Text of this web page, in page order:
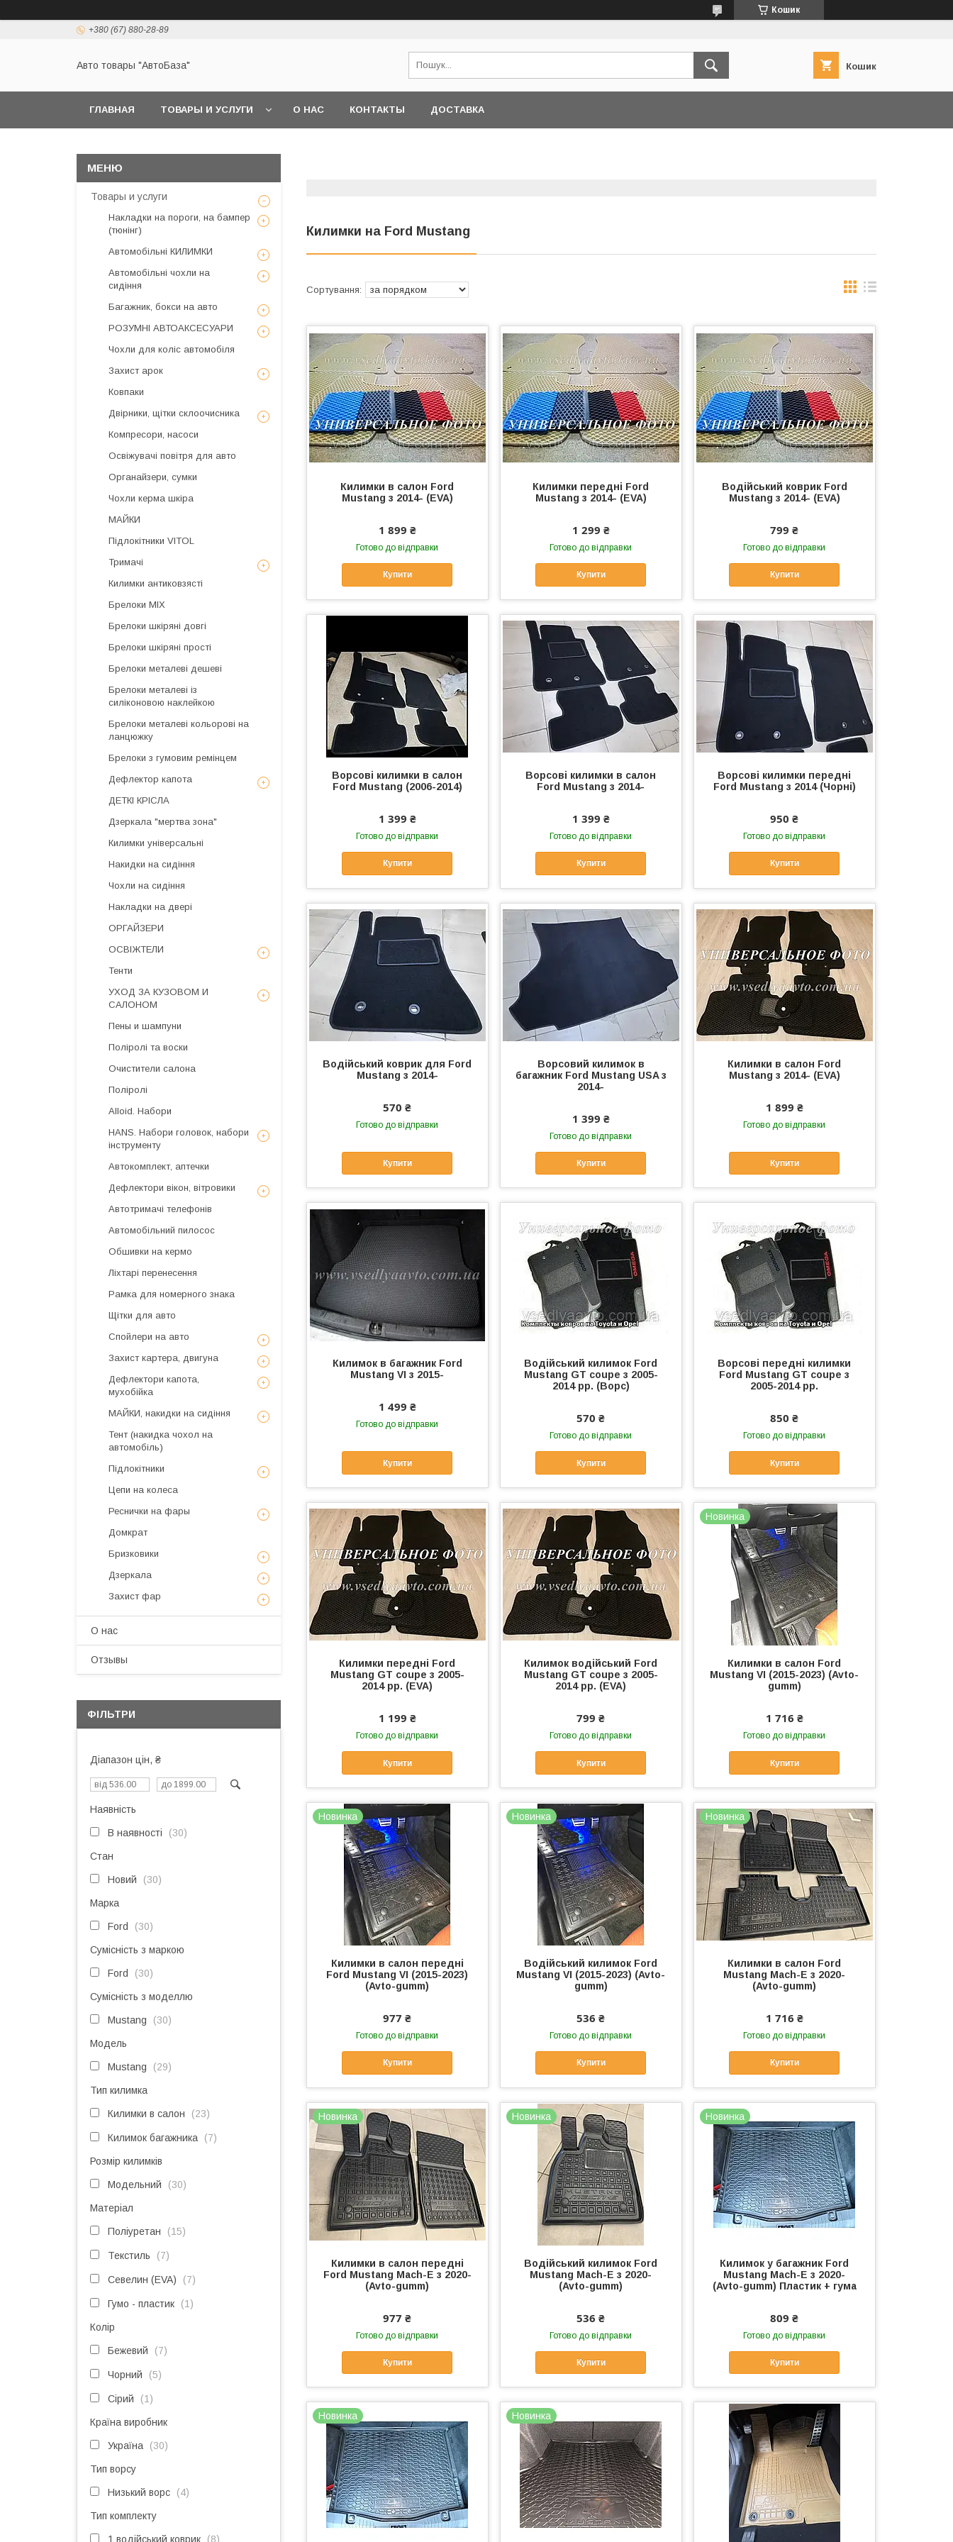
Кошик
+380 (67) 880-28-89
Авто товары "АвтоБаза" Кошик
ГЛАВНАЯ ТОВАРЫ И УСЛУГИ О НАС КОНТАКТЫ ДОСТАВКА
Килимки на Ford Mustang
Килимки в салон Ford
Mustang з 2014- (EVA)
1 899 ₴
Готово до відправки
Купити
Килимки передні Ford
Mustang з 2014- (EVA)
1 299 ₴
Готово до відправки
Купити
Водійський коврик Ford
Mustang з 2014- (EVA)
799 ₴
Готово до відправки
Купити
Ворсові килимки в салон
Ford Mustang (2006-2014)
1 399 ₴
Готово до відправки
Купити
Ворсові килимки в салон
Ford Mustang з 2014-
1 399 ₴
Готово до відправки
Купити
Ворсові килимки передні
Ford Mustang з 2014 (Чорні)
950 ₴
Готово до відправки
Купити
Водійський коврик для Ford
Mustang з 2014-
570 ₴
Готово до відправки
Купити
Ворсовий килимок в
багажник Ford Mustang USA з
2014-
1 399 ₴
Готово до відправки
Купити
Килимки в салон Ford
Mustang з 2014- (EVA)
1 899 ₴
Готово до відправки
Купити
Килимок в багажник Ford
Mustang VI з 2015-
1 499 ₴
Готово до відправки
Купити
Водійський килимок Ford
Mustang GT coupe з 2005-
2014 рр. (Ворс)
570 ₴
Готово до відправки
Купити
Ворсові передні килимки
Ford Mustang GT coupe з
2005-2014 рр.
850 ₴
Готово до відправки
Купити
Килимки передні Ford
Mustang GT coupe з 2005-
2014 рр. (EVA)
1 199 ₴
Готово до відправки
Купити
Килимок водійський Ford
Mustang GT coupe з 2005-
2014 рр. (EVA)
799 ₴
Готово до відправки
Купити
Новинка
Килимки в салон Ford
Mustang VI (2015-2023) (Avto-
gumm)
1 716 ₴
Готово до відправки
Купити
Новинка
Килимки в салон передні
Ford Mustang VI (2015-2023)
(Avto-gumm)
977 ₴
Готово до відправки
Купити
Новинка
Водійський килимок Ford
Mustang VI (2015-2023) (Avto-
gumm)
536 ₴
Готово до відправки
Купити
Новинка
Килимки в салон Ford
Mustang Mach-E з 2020-
(Avto-gumm)
1 716 ₴
Готово до відправки
Купити
Новинка
Килимки в салон передні
Ford Mustang Mach-E з 2020-
(Avto-gumm)
977 ₴
Готово до відправки
Купити
Новинка
Водійський килимок Ford
Mustang Mach-E з 2020-
(Avto-gumm)
536 ₴
Готово до відправки
Купити
Новинка
Килимок у багажник Ford
Mustang Mach-E з 2020-
(Avto-gumm) Пластик + гума
809 ₴
Готово до відправки
Купити
Новинка Новинка
Товары и услуги
Накладки на пороги, на бампер
(тюнінг)
Автомобільні КИЛИМКИ
Автомобільні чохли на
сидіння
Багажник, бокси на авто
РОЗУМНІ АВТОАКСЕСУАРИ
Чохли для коліс автомобіля
Захист арок
Ковпаки
Двірники, щітки склоочисника
Компресори, насоси
Освіжувачі повітря для авто
Органайзери, сумки
Чохли керма шкіра
МАЙКИ
Підлокітники VITOL
Тримачі
Килимки антиковзясті
Брелоки MIX
Брелоки шкіряні довгі
Брелоки шкіряні прості
Брелоки металеві дешеві
Брелоки металеві із
силіконовою наклейкою
Брелоки металеві кольорові на
ланцюжку
Брелоки з гумовим ремінцем
Дефлектор капота
ДЕТКІ КРІСЛА
Дзеркала "мертва зона"
Килимки універсальні
Накидки на сидіння
Чохли на сидіння
Накладки на двері
ОРГАЙЗЕРИ
ОСВІЖТЕЛИ
Тенти
УХОД ЗА КУЗОВОМ И
САЛОНОМ
Пены и шампуни
Поліролі та воски
Очистители салона
Поліролі
Alloid. Набори
HANS. Набори головок, набори
інструменту
Автокомплект, аптечки
Дефлектори вікон, вітровики
Автотримачі телефонів
Автомобільний пилосос
Обшивки на кермо
Ліхтарі перенесення
Рамка для номерного знака
Щітки для авто
Спойлери на авто
Захист картера, двигуна
Дефлектори капота,
мухобійка
МАЙКИ, накидки на сидіння
Тент (накидка чохол на
автомобіль)
Підлокітники
Цепи на колеса
Реснички на фары
Домкрат
Бризковики
Дзеркала
Захист фар
О нас
Отзывы
ФІЛЬТРИ
Діапазон цін, ₴
Наявність
В наявності 30
Стан
Новий 30
Марка
Ford 30
Сумісність з маркою
Ford 30
Сумісність з моделлю
Mustang 30
Модель
Mustang 29
Тип килимка
Килимки в салон 23
Килимок багажника 7
Розмір килимків
Модельний 30
Матеріал
Поліуретан 15
Текстиль 7
Севелин (EVA) 7
Гумо - пластик 1
Колір
Бежевий 7
Чорний 5
Сірий 1
Країна виробник
Україна 30
Тип ворсу
Низький ворс 4
Тип комплекту
1 водійський коврик 8